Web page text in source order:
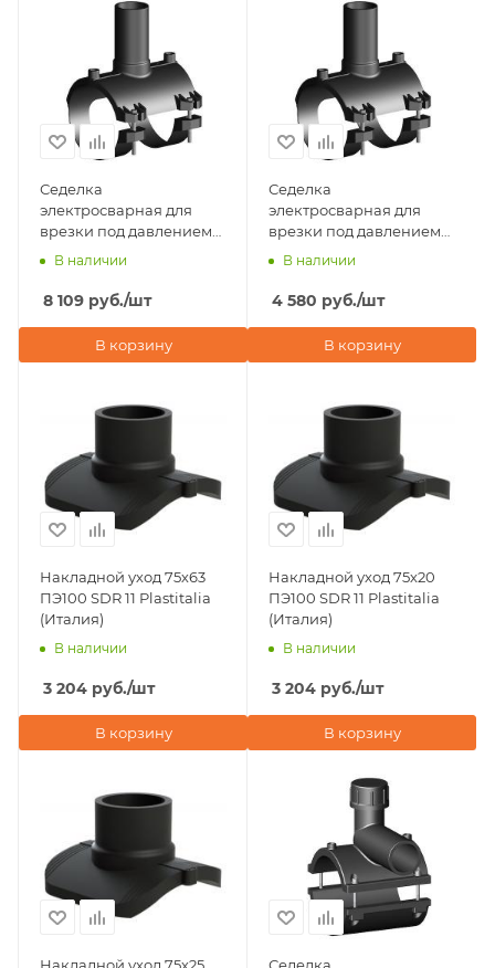
Седелка
электросварная для
врезки под давлением
D75х40 ПЭ100 SDR 11
В наличии
8 109 руб./шт
В корзину
Седелка
электросварная для
врезки под давлением
D75х20 ПЭ100 SDR 11
В наличии
4 580 руб./шт
В корзину
Накладной уход 75х63
ПЭ100 SDR 11 Plastitalia
(Италия)
В наличии
3 204 руб./шт
В корзину
Накладной уход 75х20
ПЭ100 SDR 11 Plastitalia
(Италия)
В наличии
3 204 руб./шт
В корзину